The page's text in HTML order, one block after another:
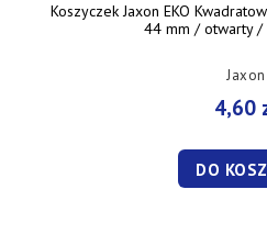
Koszyczek Jaxon EKO
44 mm / otwarty /
Jaxon
4,60
DO